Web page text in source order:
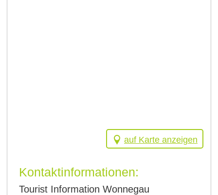
auf Karte anzeigen
Kontaktinformationen:
Tourist Information Wonnegau